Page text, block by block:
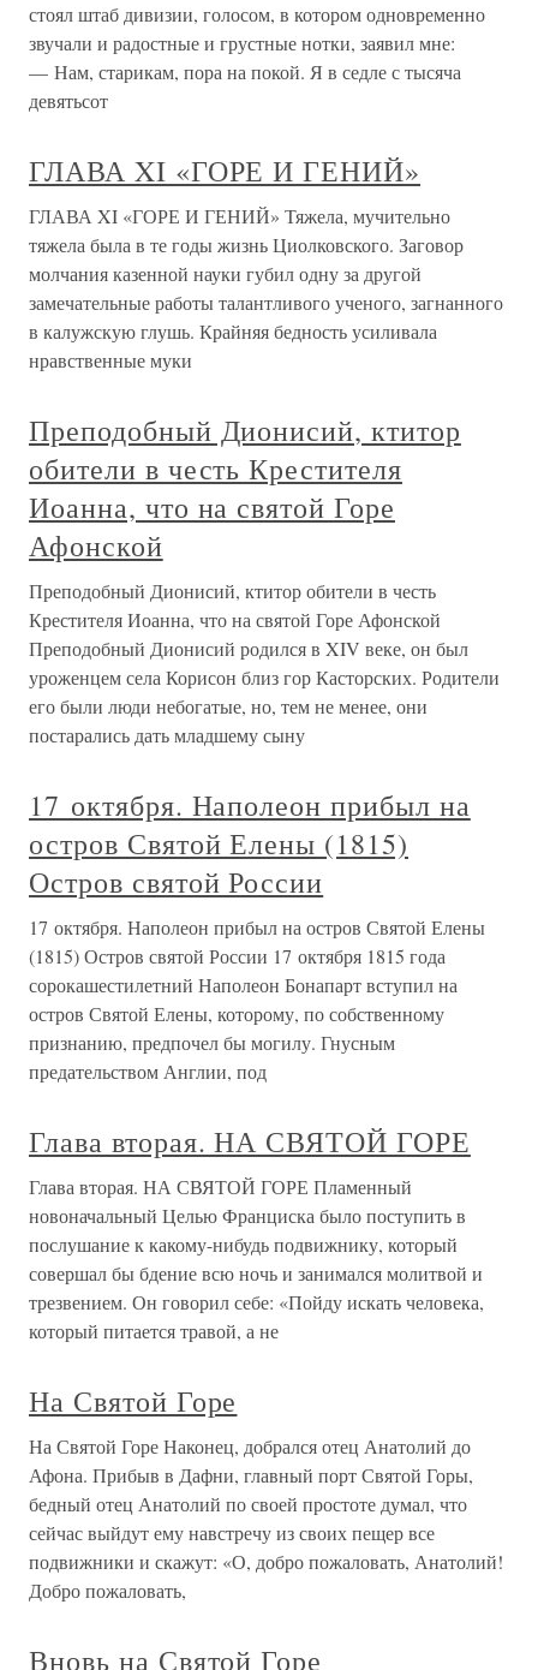
стоял штаб дивизии, голосом, в котором одновременно
звучали и радостные и грустные нотки, заявил мне:
— Нам, старикам, пора на покой. Я в седле с тысяча
девятьсот
ГЛАВА XI «ГОРЕ И ГЕНИЙ»
ГЛАВА XI «ГОРЕ И ГЕНИЙ» Тяжела, мучительно
тяжела была в те годы жизнь Циолковского. Заговор
молчания казенной науки губил одну за другой
замечательные работы талантливого ученого, загнанного
в калужскую глушь. Крайняя бедность усиливала
нравственные муки
Преподобный Дионисий, ктитор
обители в честь Крестителя
Иоанна, что на святой Горе
Афонской
Преподобный Дионисий, ктитор обители в честь
Крестителя Иоанна, что на святой Горе Афонской
Преподобный Дионисий родился в XIV веке, он был
уроженцем села Корисон близ гор Касторских. Родители
его были люди небогатые, но, тем не менее, они
постарались дать младшему сыну
17 октября. Наполеон прибыл на
остров Святой Елены (1815)
Остров святой России
17 октября. Наполеон прибыл на остров Святой Елены
(1815) Остров святой России 17 октября 1815 года
сорокашестилетний Наполеон Бонапарт вступил на
остров Святой Елены, которому, по собственному
признанию, предпочел бы могилу. Гнусным
предательством Англии, под
Глава вторая. НА СВЯТОЙ ГОРЕ
Глава вторая. НА СВЯТОЙ ГОРЕ Пламенный
новоначальный Целью Франциска было поступить в
послушание к какому-нибудь подвижнику, который
совершал бы бдение всю ночь и занимался молитвой и
трезвением. Он говорил себе: «Пойду искать человека,
который питается травой, а не
На Святой Горе
На Святой Горе Наконец, добрался отец Анатолий до
Афона. Прибыв в Дафни, главный порт Святой Горы,
бедный отец Анатолий по своей простоте думал, что
сейчас выйдут ему навстречу из своих пещер все
подвижники и скажут: «О, добро пожаловать, Анатолий!
Добро пожаловать,
Вновь на Святой Горе